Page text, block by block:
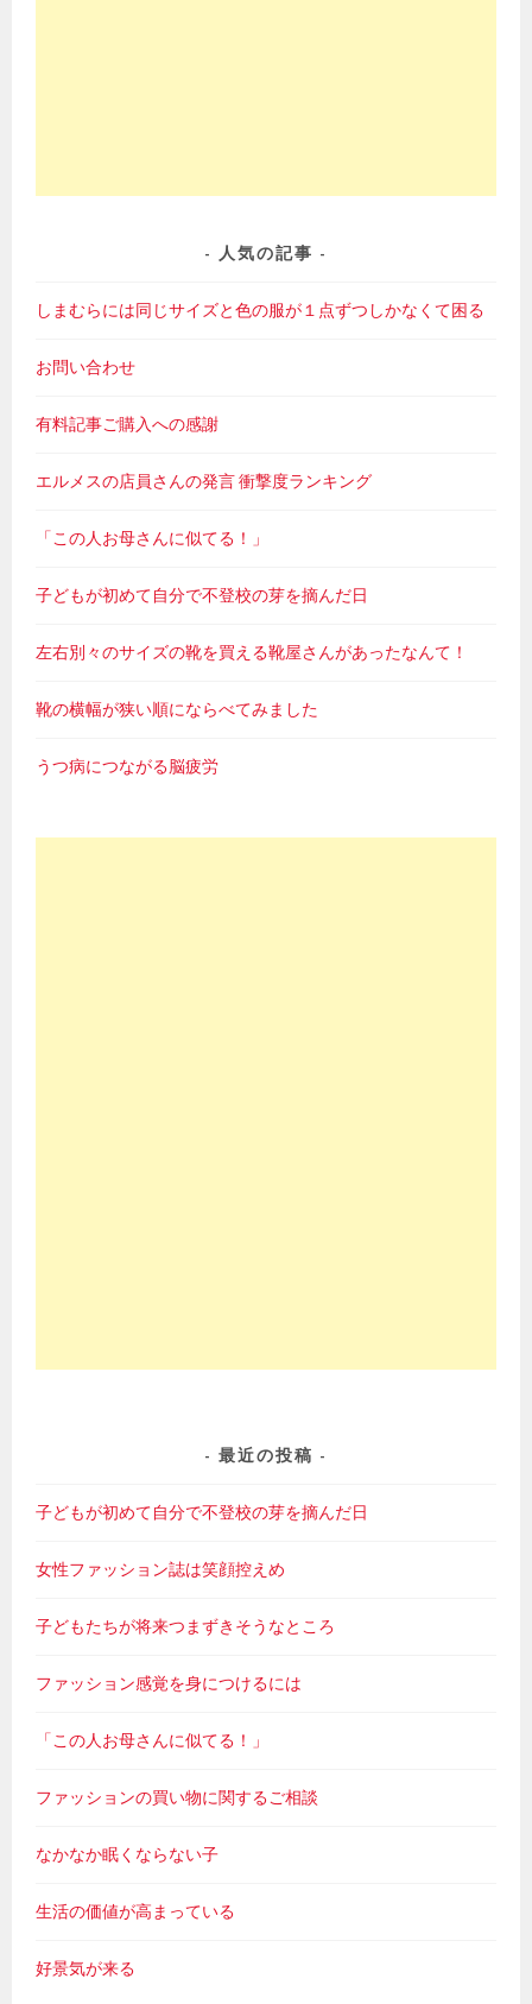
人気の記事
しまむらには同じサイズと色の服が１点ずつしかなくて困る
お問い合わせ
有料記事ご購入への感謝
エルメスの店員さんの発言 衝撃度ランキング
「この人お母さんに似てる！」
子どもが初めて自分で不登校の芽を摘んだ日
左右別々のサイズの靴を買える靴屋さんがあったなんて！
靴の横幅が狭い順にならべてみました
うつ病につながる脳疲労
最近の投稿
子どもが初めて自分で不登校の芽を摘んだ日
女性ファッション誌は笑顔控えめ
子どもたちが将来つまずきそうなところ
ファッション感覚を身につけるには
「この人お母さんに似てる！」
ファッションの買い物に関するご相談
なかなか眠くならない子
生活の価値が高まっている
好景気が来る